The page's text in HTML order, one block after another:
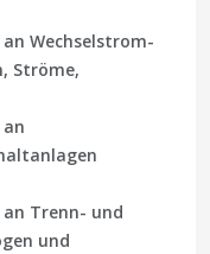
an Wechselstrom-
Ströme,
an
an Trenn- und
und